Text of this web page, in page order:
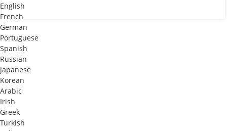
English
French
German
Portuguese
Spanish
Russian
Japanese
Korean
Arabic
Irish
Greek
Turkish